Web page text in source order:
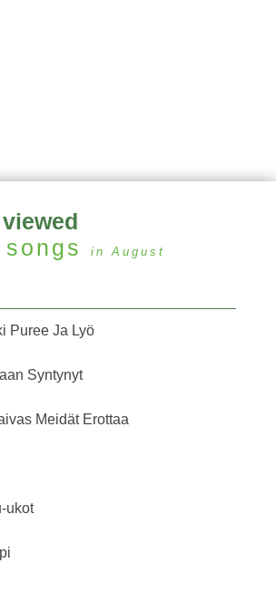
songs in August
Puree Ja Lyö
Syntynyt
Meidät Erottaa
ukot